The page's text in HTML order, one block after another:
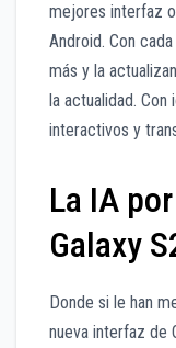
mejores interfaz
Android. Con
más y la
la actualidad.
interactivos y
La IA
Galaxy
Donde si le han
nueva interfaz de